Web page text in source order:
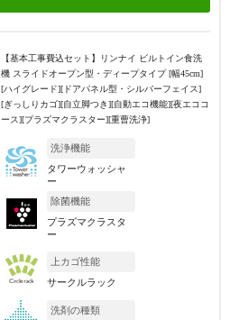
【基本工事費込セット】
リンナイ ビルトイン食洗
機 スライドオープン型・ディープタイプ [幅45cm]
[ハイグレード][ドアパネル型・シルバーフェイス]
[ぎっしりカゴ][自立脚つき][自動エコ機能][夜エココ
ース][プラズマクラスター][重曹洗浄]
洗浄機能
タワーウォッシャ
ー
除菌機能
プラズマクラスタ
ー
上カゴ性能
サークルラック
洗剤の種類